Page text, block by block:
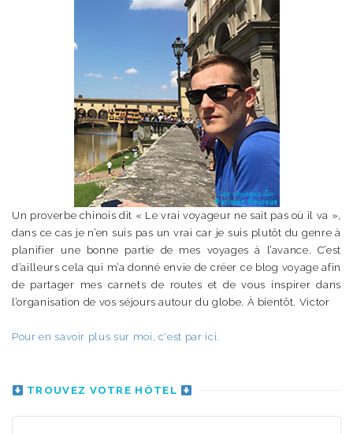
Un proverbe chinois dit « Le vrai voyageur ne sait pas où il va »,
dans ce cas je n’en suis pas un vrai car je suis plutôt du genre à
planifier une bonne partie de mes voyages à l’avance. C’est
d’ailleurs cela qui m’a donné envie de créer ce blog voyage afin
de partager mes carnets de routes et de vous inspirer dans
l’organisation de vos séjours autour du globe. À bientôt. Victor
Pour en savoir plus sur moi, c'est par ici.
TROUVEZ VOTRE HÔTEL